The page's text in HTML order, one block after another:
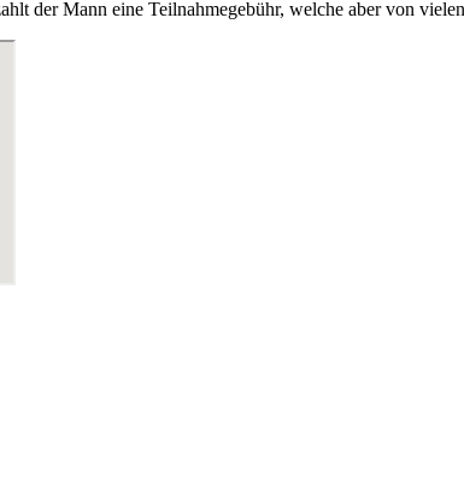
der Mann eine Teilnahmegebühr, welche aber von